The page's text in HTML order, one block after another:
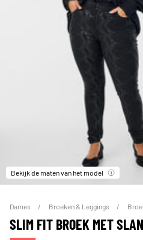
Bekijk de maten van het model
Dames Broeken & Leggings
SLIM FIT BROEK MET